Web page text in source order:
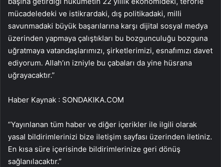
mücadeledeki ve istikrardaki, dış politikadaki, milli
savunmadaki büyük başarılarına karşı dijital sosyal medya
üzerinden yapmaya çalıştıkları bu bozgunculuğu bozguna
uğratmaya vatandaşlarımızı, şirketlerimizi, esnafımızı davet
ediyorum. Allah’ın izniyle bu çabaları da yine hüsrana
uğrayacaktır.”
Haber Kaynak : SONDAKIKA.COM
“Yayınlanan tüm haber ve diğer içerikler ile ilgili olarak
yasal bildirimlerinizi bize iletişim sayfası üzerinden iletiniz.
En kısa süre içerisinde bildirimlerinize geri dönüş
sağlanılacaktır.”